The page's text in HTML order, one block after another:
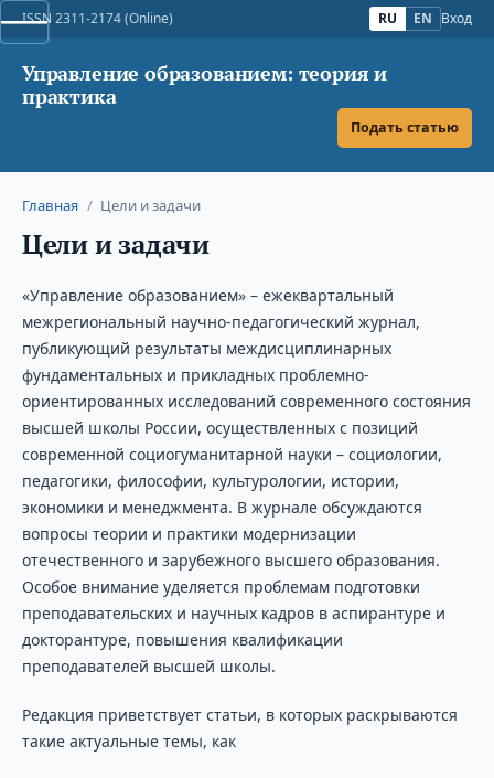
ISSN 2311-2174 (Online) RU EN Вход
Управление образованием: теория и
практика
Подать статью
Главная / Цели и задачи
Цели и задачи
«Управление образованием» – ежеквартальный
межрегиональный научно-педагогический журнал,
публикующий результаты междисциплинарных
фундаментальных и прикладных проблемно-
ориентированных исследований современного состояния
высшей школы России, осуществленных с позиций
современной социогуманитарной науки – социологии,
педагогики, философии, культурологии, истории,
экономики и менеджмента. В журнале обсуждаются
вопросы теории и практики модернизации
отечественного и зарубежного высшего образования.
Особое внимание уделяется проблемам подготовки
преподавательских и научных кадров в аспирантуре и
докторантуре, повышения квалификации
преподавателей высшей школы.
Редакция приветствует статьи, в которых раскрываются
такие актуальные темы, как